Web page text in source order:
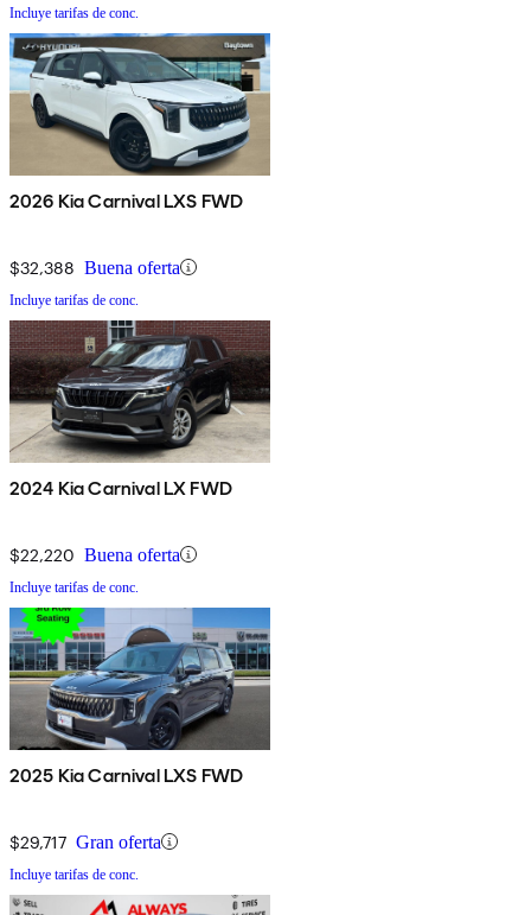
Incluye tarifas de conc.
2026 Kia Carnival LXS FWD
$32,388 Buena oferta
Incluye tarifas de conc.
2024 Kia Carnival LX FWD
$22,220 Buena oferta
Incluye tarifas de conc.
2025 Kia Carnival LXS FWD
$29,717 Gran oferta
Incluye tarifas de conc.